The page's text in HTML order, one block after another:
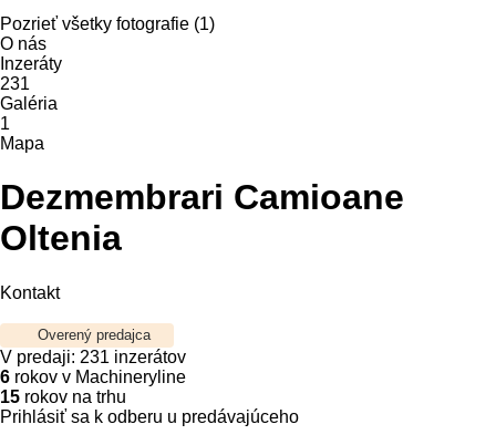
Pozrieť všetky fotografie (1)
O nás
Inzeráty
231
Galéria
1
Mapa
Dezmembrari Camioane
Oltenia
Kontakt
Overený predajca
V predaji: 231 inzerátov
6 rokov v Machineryline
15 rokov na trhu
Prihlásiť sa k odberu u predávajúceho